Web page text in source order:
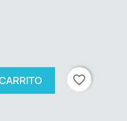
favorite_border